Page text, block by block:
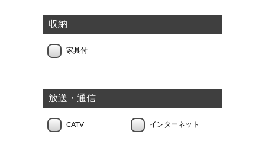
収納
家具付
放送・通信
CATV インターネット